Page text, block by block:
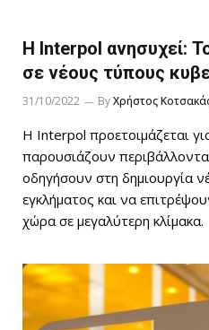
Η Interpol ανησυχεί:
σε νέους τύπους
31/10/2022 ByΧρήστος
Η Interpol προετοιμάζεται
παρουσιάζουν
οδηγήσουν στη δημιουργία
εγκλήματος και να
χώρα σε μεγαλύτερη κλίμακα.